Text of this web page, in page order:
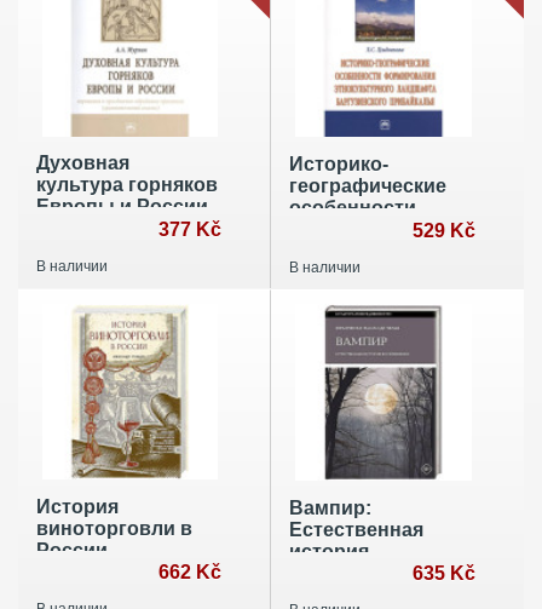
Духовная
культура горняков
Европы и России.
Верования и
обрядовые
(сравнительный
анализ).
Монография
377 Kč
В наличии
Историко-
географические
особенности
формирования
ландшафта
Прибайкалья
529 Kč
В наличии
История
виноторговли в
России
662 Kč
Вампир:
Естественная
история
воскрешения635 Kč